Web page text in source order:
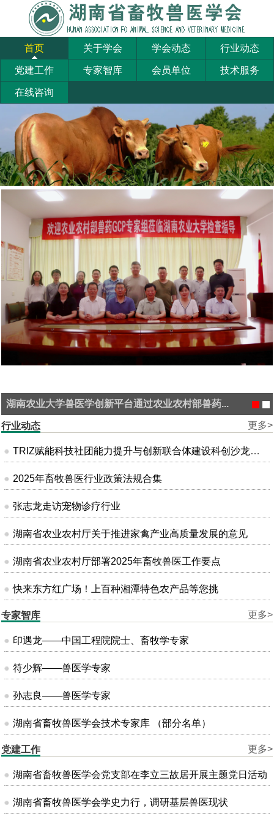
首页 关于学会 学会动态 行业动态
党建工作 专家智库 会员单位 技术服务
在线咨询
湖南农业大学兽医学创新平台通过农业农村部兽药...
更多>
行业动态
TRIZ赋能科技社团能力提升与创新联合体建设科创沙龙在昆明成功举办
2025年畜牧兽医行业政策法规合集
张志龙走访宠物诊疗行业
湖南省农业农村厅关于推进家禽产业高质量发展的意见
湖南省农业农村厅部署2025年畜牧兽医工作要点
快来东方红广场！上百种湘潭特色农产品等您挑
更多>
专家智库
印遇龙——中国工程院院士、畜牧学专家
符少辉——兽医学专家
孙志良——兽医学专家
湖南省畜牧兽医学会技术专家库 （部分名单）
更多>
党建工作
湖南省畜牧兽医学会党支部在李立三故居开展主题党日活动
湖南省畜牧兽医学会学史力行，调研基层兽医现状